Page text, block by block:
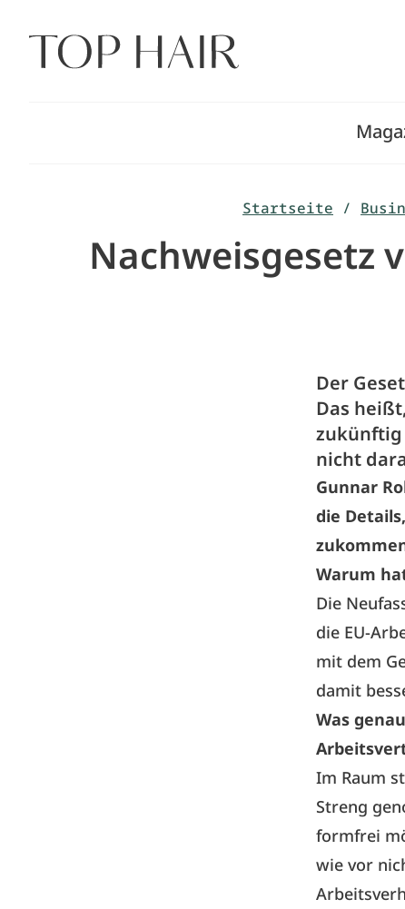
Inhalt
springen
Startseite /
Nachweisgesetz
Der
Das
zukünftig
nicht
Gunnar
die
Warum
Die
die EU-
mit dem
damit
Was
Im Raum
Streng
formfrei
wie vor